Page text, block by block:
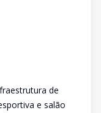
de
e salão